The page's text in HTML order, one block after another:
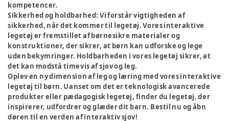
kompetencer.
Sikkerhed og holdbarhed: Vi forstår vigtigheden af
sikkerhed, når det kommer til legetøj. Vores interaktive
legetøj er fremstillet af børnesikre materialer og
konstruktioner, der sikrer, at børn kan udforske og lege
uden bekymringer. Holdbarheden i vores legetøj sikrer, at
det kan modstå timevis af sjov og leg.
Oplev en ny dimension af leg og læring med vores interaktive
legetøj til børn. Uanset om det er teknologisk avancerede
produkter eller pædagogisk legetøj, finder du legetøj, der
inspirerer, udfordrer og glæder dit barn. Bestil nu og åbn
døren til en verden af interaktiv sjov!